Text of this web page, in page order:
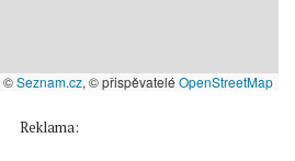
©Seznam.cz, © přispěvatelé OpenStreetMap
Reklama: